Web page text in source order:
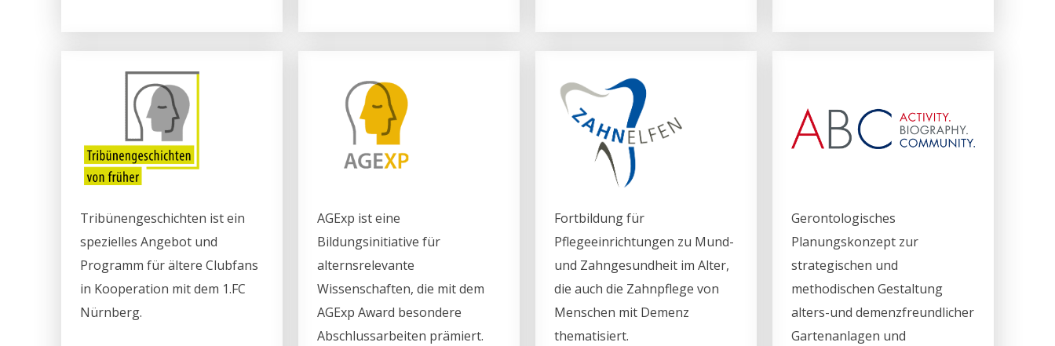
Tribünengeschichten ist ein
spezielles Angebot und
Programm für ältere Clubfans
in Kooperation mit dem 1.FC
Nürnberg.
AGExp ist eine
Bildungsinitiative für
alternsrelevante
Wissenschaften, die mit dem
AGExp Award besondere
Abschlussarbeiten prämiert.
Fortbildung für
Pflegeeinrichtungen zu Mund-
und Zahngesundheit im Alter,
die auch die Zahnpflege von
Menschen mit Demenz
thematisiert.
Gerontologisches
Planungskonzept zur
strategischen und
methodischen Gestaltung
alters-und demenzfreundlicher
Gartenanlagen und